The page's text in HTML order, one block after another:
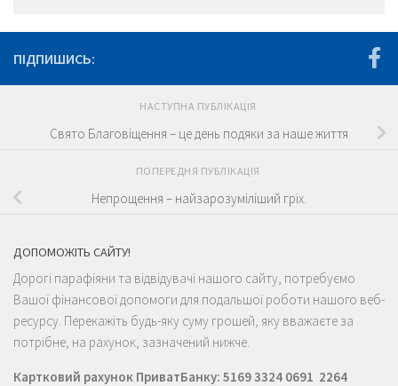
ПІДПИШИСЬ:
НАСТУПНА ПУБЛІКАЦІЯ
Свято Благовіщення – це день подяки за наше життя
ПОПЕРЕДНЯ ПУБЛІКАЦІЯ
Непрощення – найзарозуміліший гріх.
ДОПОМОЖІТЬ САЙТУ!
Дорогі парафіяни та відвідувачі нашого сайту, потребуємо
Вашої фінансової допомоги для подальшої роботи нашого веб-
ресурсу. Перекажіть будь-яку суму грошей, яку вважаєте за
потрібне, на рахунок, зазначений нижче.
Картковий рахунок ПриватБанку: 5169 3324 0691 2264